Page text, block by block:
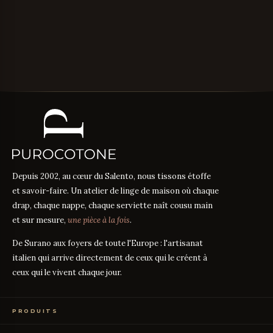
Depuis 2002, au cœur du Salento, nous tissons étoffe
et savoir-faire. Un atelier de linge de maison où chaque
drap, chaque nappe, chaque serviette naît cousu main
et sur mesure, une pièce à la fois.
De Surano aux foyers de toute l'Europe : l'artisanat
italien qui arrive directement de ceux qui le créent à
ceux qui le vivent chaque jour.
PRODUITS